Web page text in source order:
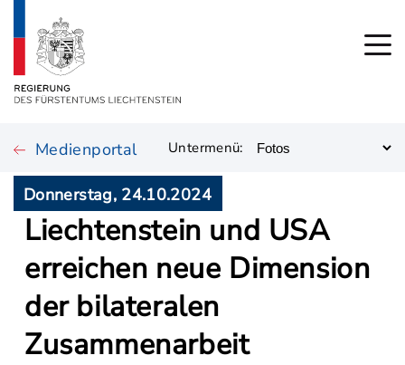
Medienportal Untermenü:
Donnerstag, 24.10.2024
Liechtenstein und USA
erreichen neue Dimension
der bilateralen
Zusammenarbeit